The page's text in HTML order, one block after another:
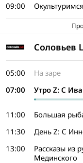
09:00
Окультуримся
Соловьев
05:00
На заре
07:00
Утро Z: С
11:00
Большая
11:30
День Z: С
13:00
Рассказы из
Мединского